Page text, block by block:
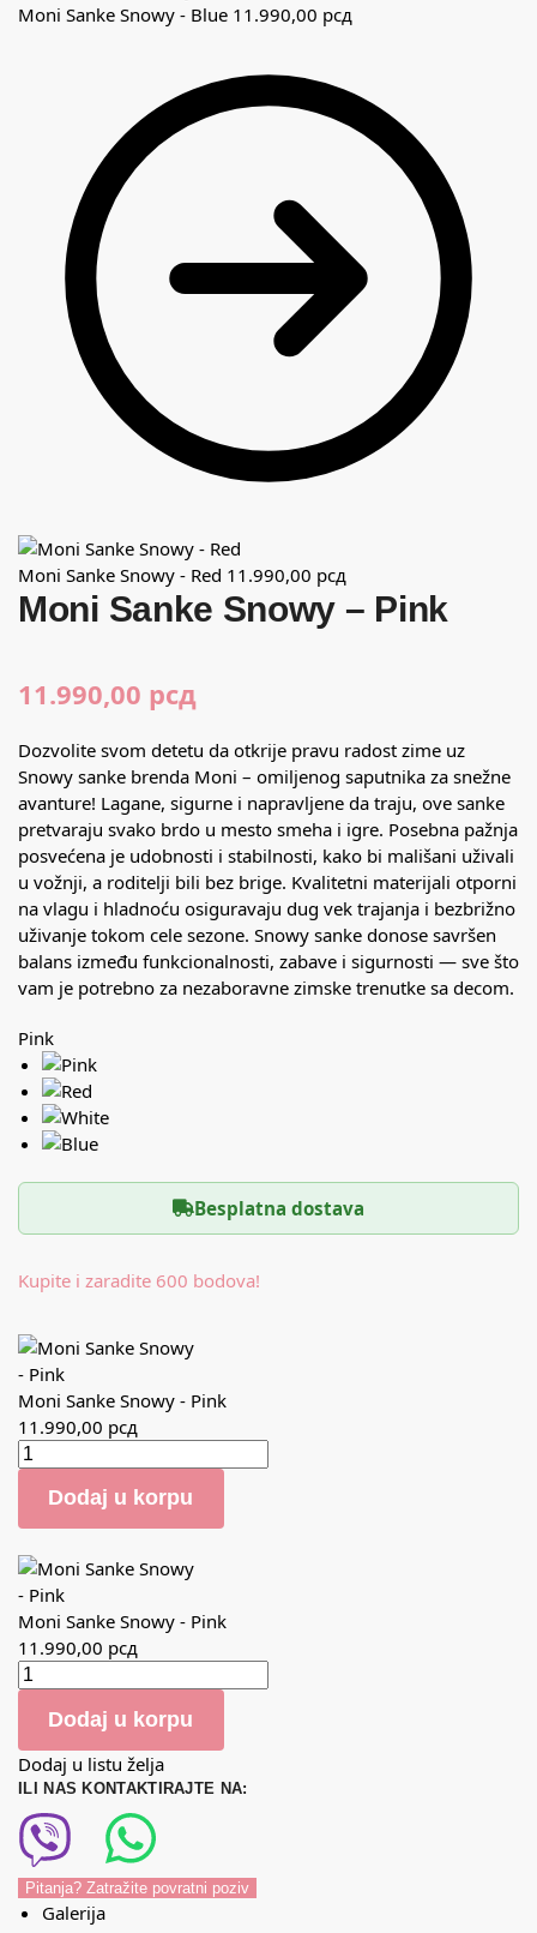
Moni Sanke Snowy - Blue 11.990,00 рсд
Moni Sanke Snowy - Red 11.990,00 рсд
Moni Sanke Snowy – Pink
11.990,00 рсд
Dozvolite svom detetu da otkrije pravu radost zime uz
Snowy sanke brenda Moni – omiljenog saputnika za snežne
avanture! Lagane, sigurne i napravljene da traju, ove sanke
pretvaraju svako brdo u mesto smeha i igre. Posebna pažnja
posvećena je udobnosti i stabilnosti, kako bi mališani uživali
u vožnji, a roditelji bili bez brige. Kvalitetni materijali otporni
na vlagu i hladnoću osiguravaju dug vek trajanja i bezbrižno
uživanje tokom cele sezone. Snowy sanke donose savršen
balans između funkcionalnosti, zabave i sigurnosti — sve što
vam je potrebno za nezaboravne zimske trenutke sa decom.
Pink
Besplatna dostava
Kupite i zaradite 600 bodova!
Moni Sanke Snowy - Pink
11.990,00 рсд
Dodaj u korpu
Moni Sanke Snowy - Pink
11.990,00 рсд
Dodaj u korpu
Dodaj u listu želja
ILI NAS KONTAKTIRAJTE NA:
Pitanja? Zatražite povratni poziv
Galerija